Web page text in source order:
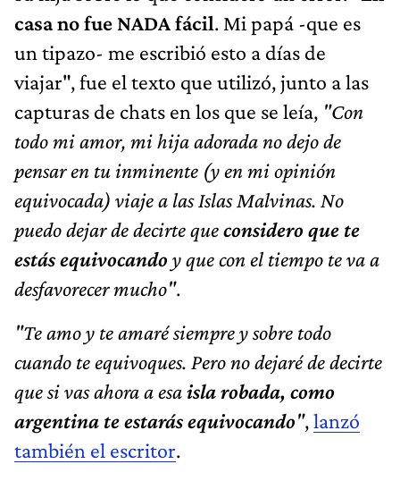
casa no fue NADA fácil. Mi papá -que es
un tipazo- me escribió esto a días de
viajar", fue el texto que utilizó, junto a las
capturas de chats en los que se leía, "Con
todo mi amor, mi hija adorada no dejo de
pensar en tu inminente (y en mi opinión
equivocada) viaje a las Islas Malvinas. No
puedo dejar de decirte queconsidero que te
estás equivocando y que con el tiempo te va a
desfavorecer mucho".
"Te amo y te amaré siempre y sobre todo
cuando te equivoques. Pero no dejaré de decirte
que si vas ahora a esaisla robada, como
argentina te estarás equivocando",lanzó
también el escritor.